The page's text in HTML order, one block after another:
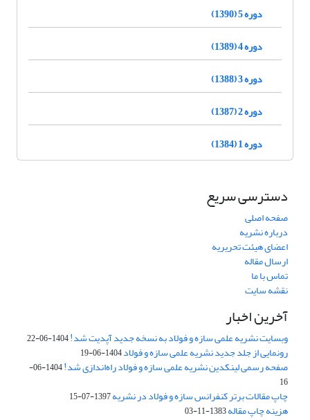
دوره 5 (1390)
دوره 4 (1389)
دوره 3 (1388)
دوره 2 (1387)
دوره 1 (1384)
دسترسی سریع
صفحه اصلی
درباره نشریه
اعضای هیئت تحریریه
ارسال مقاله
تماس با ما
نقشه سایت
آخرین اخبار
وبسایت نشریه علمی سازه و فولاد به نسخه جدید آپدیت شد!1404-06-22
رونمایی از جلد جدید نشریه علمی سازه و فولاد1404-06-19
صفحه رسمی لینکدین نشریه علمی سازه و فولاد راه‌اندازی شد!
1404-06-
16
چاپ مقالات برتر کنفرانس سازه و فولاد در نشریه1397-07-15
هزینه چاپ مقاله1383-11-03